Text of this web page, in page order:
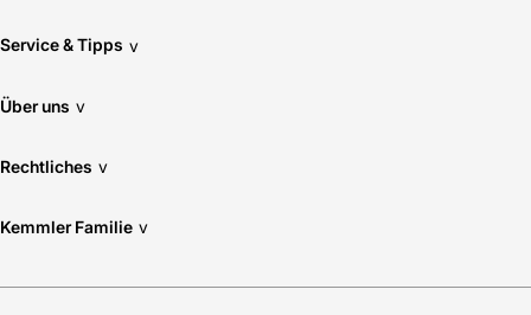
Service & Tipps v
Über uns v
Rechtliches v
Kemmler Familie v